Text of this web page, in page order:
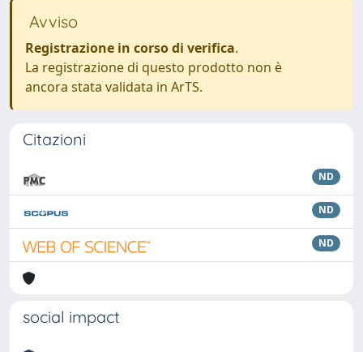
Avviso
Registrazione in corso di verifica.
La registrazione di questo prodotto non è
ancora stata validata in ArTS.
Citazioni
ND
ND
ND
social impact